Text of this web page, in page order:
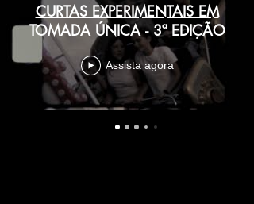
CURTAS EXPERIMENTAIS EM
TOMADA ÚNICA - 3ª EDIÇÃO
Assista agora